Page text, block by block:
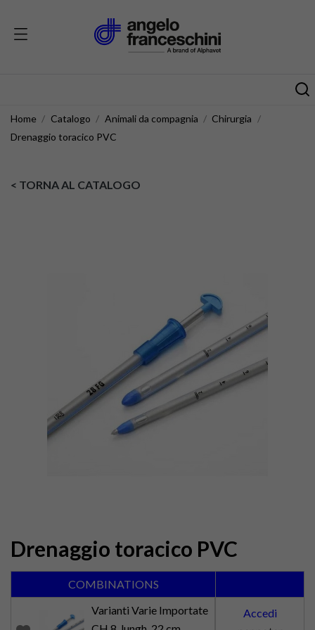
Home Catalogo Animali da compagnia
Chirurgia
Drenaggio toracico PVC
< TORNA AL CATALOGO
Drenaggio toracico PVC
COMBINATIONS
Varianti Varie Importate
Accedi